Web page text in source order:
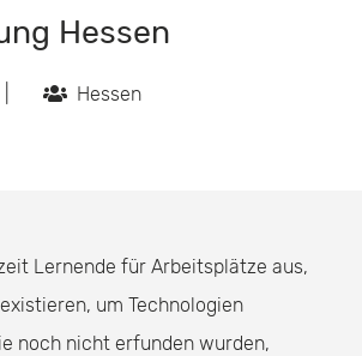
Hessen
Hessen
Lernende für Arbeitsplätze aus,
um Technologien
noch nicht erfunden wurden,